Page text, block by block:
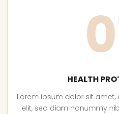
HEALTH
Lorem ipsum dolor sit
elit, sed diam nonummy